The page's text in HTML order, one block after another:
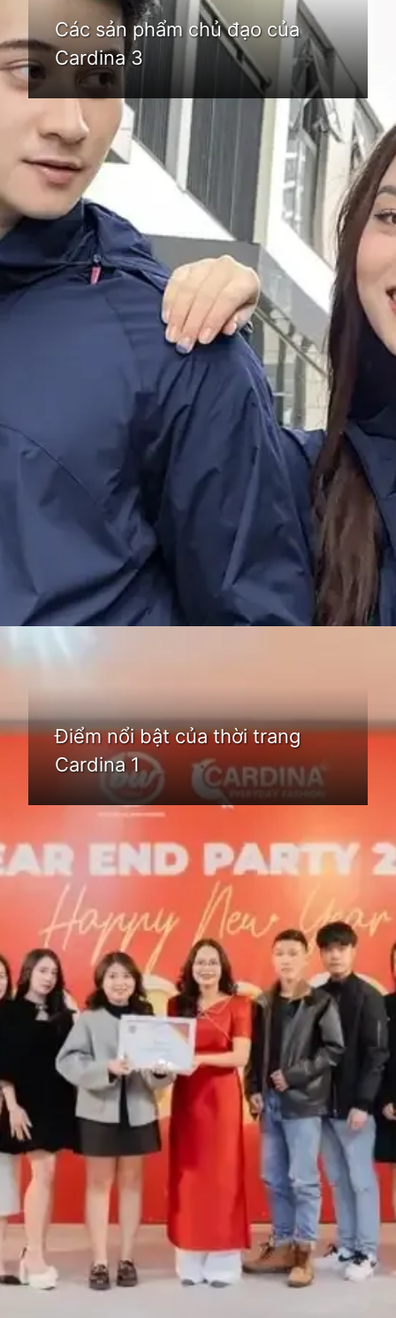
Các sản phẩm chủ đạo của
Cardina 3
Điểm nổi bật của thời trang
Cardina 1